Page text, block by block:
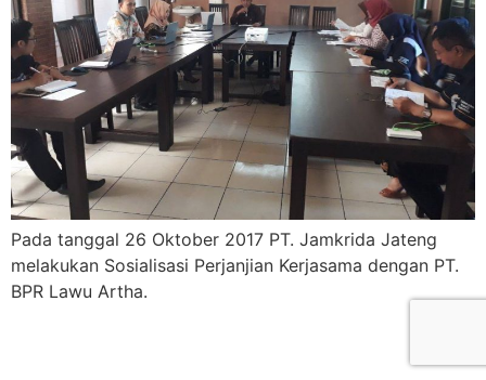
Pada tanggal 26 Oktober 2017 PT. Jamkrida Jateng
melakukan Sosialisasi Perjanjian Kerjasama dengan PT.
BPR Lawu Artha.